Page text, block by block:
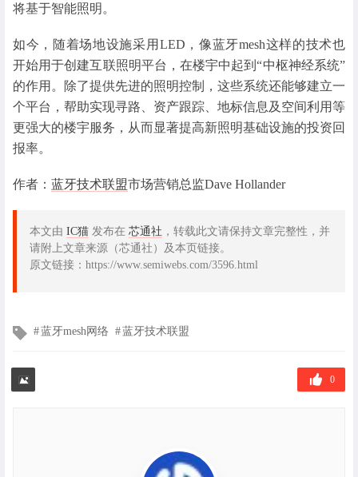
将基于智能照明。
如今，随着场地设施采用LED，像蓝牙mesh这样的技术也
开始用于创建互联照明平台，在楼宇中起到“中枢神经系统”
的作用。除了提供先进的照明控制，这些系统还能够建立一
个平台，帮助实现寻路、资产跟踪、地标信息及空间利用等
更强大的楼宇服务，从而显著提高新照明基础设施的投资回
报率。
作者： 蓝牙技术联盟市场营销总监Dave Hollander
本文由 IC猫 发布在 芯通社 ，转载此文请保持文章完整性，并
请附上文章来源（芯通社）及本页链接。
原文链接：https://www.semiwebs.com/3596.html
文
签
蓝牙mesh网络 蓝牙技术联盟
0